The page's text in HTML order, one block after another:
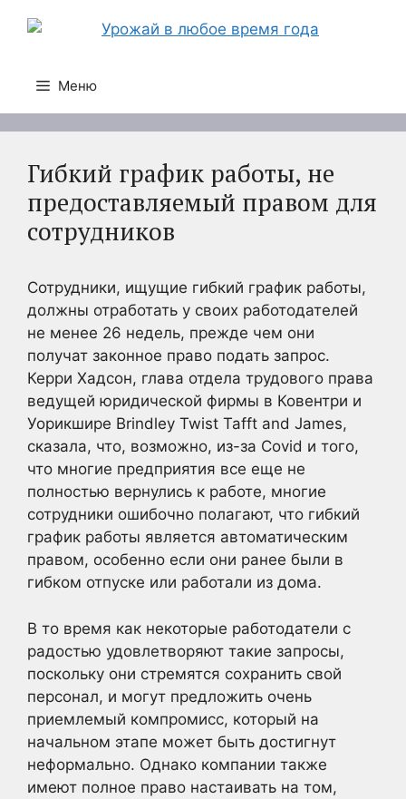
Меню
Гибкий график работы, не
предоставляемый правом для
сотрудников
Сотрудники, ищущие гибкий график работы,
должны отработать у своих работодателей
не менее 26 недель, прежде чем они
получат законное право подать запрос.
Керри Хадсон, глава отдела трудового права
ведущей юридической фирмы в Ковентри и
Уорикшире Brindley Twist Tafft and James,
сказала, что, возможно, из-за Covid и того,
что многие предприятия все еще не
полностью вернулись к работе, многие
сотрудники ошибочно полагают, что гибкий
график работы является автоматическим
правом, особенно если они ранее были в
гибком отпуске или работали из дома.
В то время как некоторые работодатели с
радостью удовлетворяют такие запросы,
поскольку они стремятся сохранить свой
персонал, и могут предложить очень
приемлемый компромисс, который на
начальном этапе может быть достигнут
неформально. Однако компании также
имеют полное право настаивать на том,